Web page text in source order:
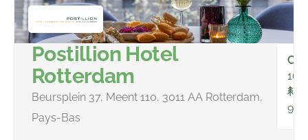
Postillion Hotel
Rotterdam
Beursplein 37, Meent 110, 3011 AA Rotterdam,
Pays-Bas
168